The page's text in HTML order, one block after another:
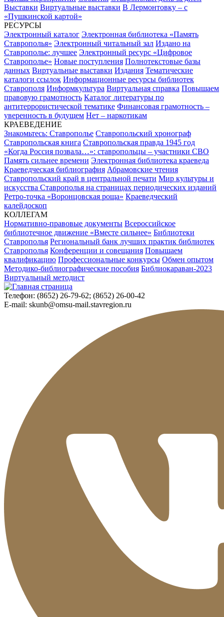
Выставки Виртуальные выставки В Лермонтовку – с
«Пушкинской картой»
РЕСУРСЫ
Электронный каталог Электронная библиотека «Память
Ставрополья» Электронный читальный зал Издано на
Ставрополье: лучшее Электронный ресурс «Цифровое
Ставрополье» Новые поступления Полнотекстовые базы
данных Виртуальные выставки Издания Тематические
каталоги ссылок Информационные ресурсы библиотек
Ставрополя Информкультура Виртуальная справка Повышаем
правовую грамотность Каталог литературы по
антитеррористической тематике Финансовая грамотность –
уверенность в будущем Нет – наркотикам
КРАЕВЕДЕНИЕ
Знакомьтесь: Ставрополье Ставропольский хронограф
Ставропольская книга Ставропольская правда 1945 год
«Когда Россия позвала…»: ставропольцы – участники СВО
Память сильнее времени Электронная библиотека краеведа
Краеведческая библиография Абрамовские чтения
Ставропольский край в центральной печати Мир культуры и
искусства Ставрополья на страницах периодических изданий
Ретро-точка «Воронцовская роща» Краеведческий
калейдоскоп
КОЛЛЕГАМ
Нормативно-правовые документы Всероссийское
библиотечное движение «Вместе сильнее» Библиотеки
Ставрополья Региональный банк лучших практик библиотек
Ставрополья Конференции и совещания Повышаем
квалификацию Профессиональные конкурсы Обмен опытом
Методико-библиографические пособия Библиокараван-2023
Виртуальный методист
Телефон: (8652) 26-79-62; (8652) 26-00-42
E-mail: skunb@omsu-mail.stavregion.ru